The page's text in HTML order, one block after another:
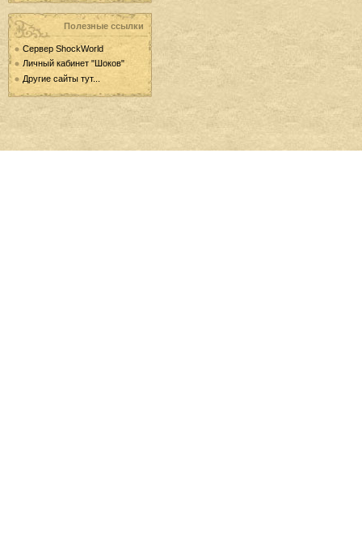
Полезные ссылки
Сервер ShockWorld
Личный кабинет "Шоков"
Другие сайты тут...